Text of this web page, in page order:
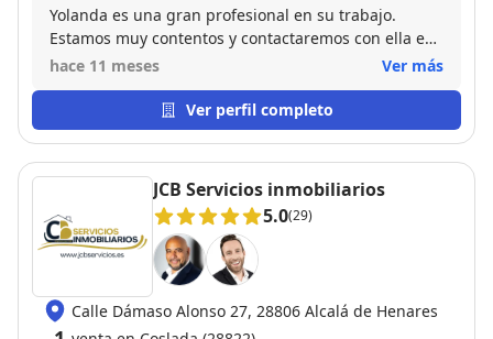
Yolanda es una gran profesional en su trabajo.
Estamos muy contentos y contactaremos con ella en
futuras ocasiones.
hace 11 meses Ver más
Ver perfil completo
JCB Servicios inmobiliarios
5.0(29)
Calle Dámaso Alonso 27, 28806 Alcalá de Henares